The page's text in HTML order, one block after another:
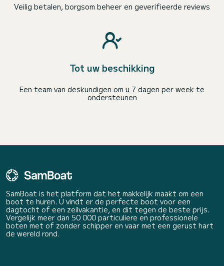
Veilig betalen, borgsom beheer en geverifieerde reviews
Tot uw beschikking
Een team van deskundigen om u 7 dagen per week te
ondersteunen
SamBoat is het platform dat het makkelijk maakt om een
boot te huren. U vindt er de perfecte boot voor een
dagtocht of een zeilvakantie, en dit tegen de beste prijs.
Vergelijk meer dan 50 000 particuliere en professionele
boten met of zonder schipper en vaar met een gerust hart
de wereld rond.